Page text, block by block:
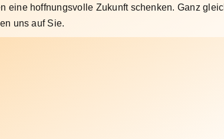
eine hoffnungsvolle Zukunft schenken. Ganz
uns auf Sie.